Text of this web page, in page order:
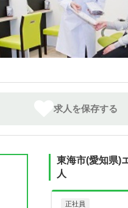
求人を保存する
東海市(愛知県)
人
正社員